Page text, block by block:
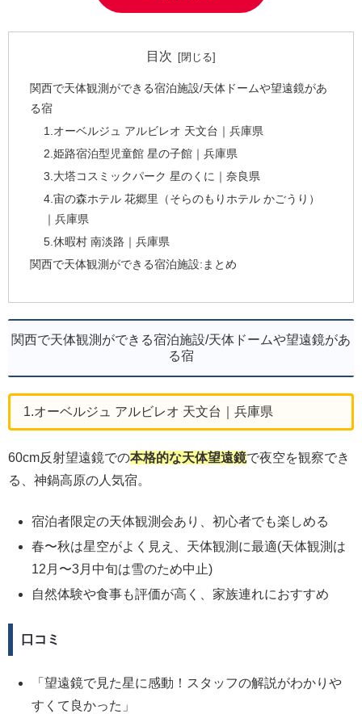
目次
関西で天体観測ができる宿泊施設/天体ドームや望遠鏡があ
る宿
1.オーベルジュ アルビレオ 天文台｜兵庫県
2.姫路宿泊型児童館 星の子館｜兵庫県
3.大塔コスミックパーク 星のくに｜奈良県
4.宙の森ホテル 花郷里（そらのもりホテル かごうり）
｜兵庫県
5.休暇村 南淡路｜兵庫県
関西で天体観測ができる宿泊施設:まとめ
関西で天体観測ができる宿泊施設/天体ドームや望遠鏡があ
る宿
1.オーベルジュ アルビレオ 天文台｜兵庫県
60cm反射望遠鏡での本格的な天体望遠鏡で夜空を観察でき
る、神鍋高原の人気宿。
宿泊者限定の天体観測会あり、初心者でも楽しめる
春〜秋は星空がよく見え、天体観測に最適(天体観測は
12月〜3月中旬は雪のため中止)
自然体験や食事も評価が高く、家族連れにおすすめ
口コミ
「望遠鏡で見た星に感動！スタッフの解説がわかりや
すくて良かった」